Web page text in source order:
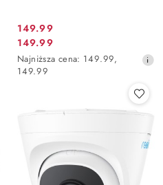
Cena
promocyjna:
149.99
Cena
promocyjna:
149.99
Najniższa
cena
Najniższa cena: 149.99,
149.99